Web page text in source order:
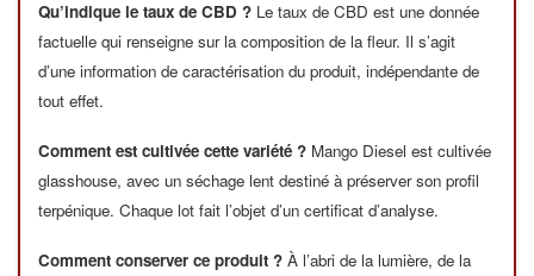
Qu’indique le taux de CBD ? Le taux de CBD est une donnée
factuelle qui renseigne sur la composition de la fleur. Il s’agit
d’une information de caractérisation du produit, indépendante de
tout effet.
Comment est cultivée cette variété ? Mango Diesel est cultivée
glasshouse, avec un séchage lent destiné à préserver son profil
terpénique. Chaque lot fait l’objet d’un certificat d’analyse.
Comment conserver ce produit ? À l’abri de la lumière, de la